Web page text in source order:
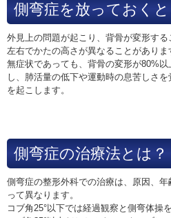
側弯症を放っておく
外見上の問題が起こり、背骨が変形する
左右でかたの高さが異なることがありま
無症状であっても、背骨の変形が80%
し、肺活量の低下や運動時の息苦しさ
を起こします。
側弯症の治療法とは？
側弯症の整形外科での治療は、原因、
って異なります。
コブ角25°以下では経過観察と側弯体操